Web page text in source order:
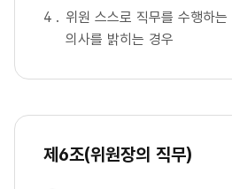
위원 스스로 직무를 수행하
의사를 밝히는 경우
제6조(위원장의 직무)